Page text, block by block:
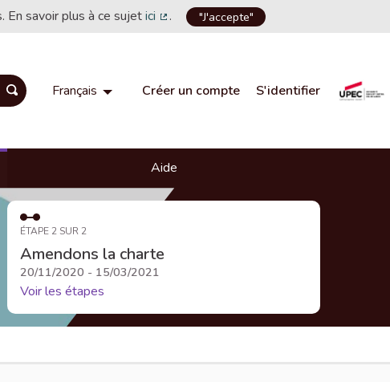
En savoir plus à ce sujetici
(Lien externe)
. "J'accepte"
Français Choisir la langueChoose language
Créer un compte S'identifier
Aide
ÉTAPE 2 SUR 2
Amendons la charte
20/11/2020 - 15/03/2021
Voir les étapes